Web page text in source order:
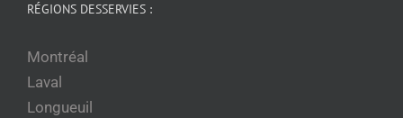
RÉGIONS DESSERVIES :
Montréal
Laval
Longueuil